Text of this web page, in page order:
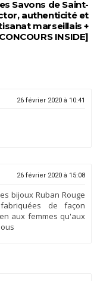
Savons de Saint-
authenticité et
marseillais +
INSIDE]
26 février 2020 à 10:41
26 février 2020 à 15:08
bijoux Ruban Rouge
de façon
aux femmes qu'aux